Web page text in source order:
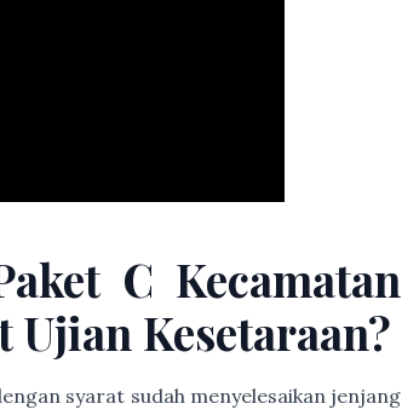
C Kecamatan
Kesetaraan?
syarat sudah menyelesaikan jenjang